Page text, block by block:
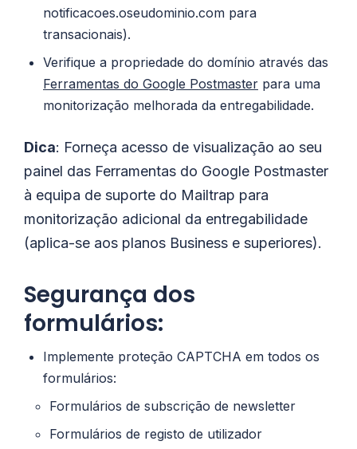
notificacoes.oseudominio.com para
transacionais).
Verifique a propriedade do domínio através das
Ferramentas do Google Postmaster para uma
monitorização melhorada da entregabilidade.
Dica: Forneça acesso de visualização ao seu
painel das Ferramentas do Google Postmaster
à equipa de suporte do Mailtrap para
monitorização adicional da entregabilidade
(aplica-se aos planos Business e superiores).
Segurança dos
formulários:
Implemente proteção CAPTCHA em todos os
formulários:
Formulários de subscrição de newsletter
Formulários de registo de utilizador